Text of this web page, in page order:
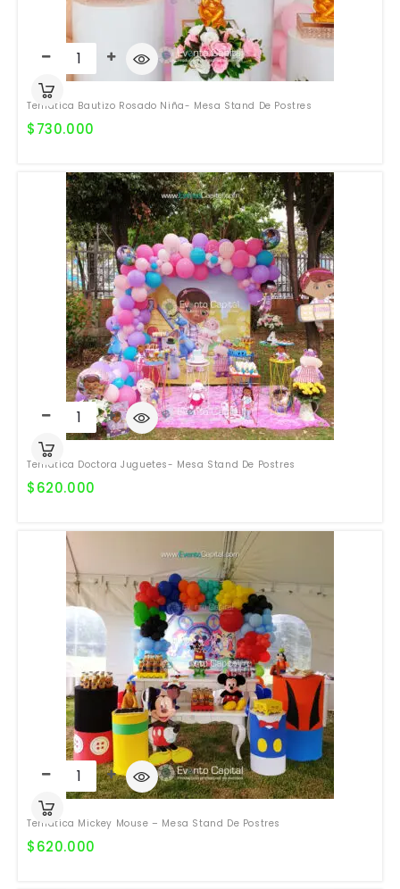
Temática Bautizo Rosado Niña- Mesa Stand De Postres
$730.000
Temática Doctora Juguetes- Mesa Stand De Postres
$620.000
Temática Mickey Mouse – Mesa Stand De Postres
$620.000